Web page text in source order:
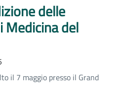
delle
Medicina del
il 7 maggio presso il Grand